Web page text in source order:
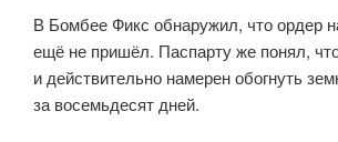
В Бомбее Фикс обнаружил, что ордер
ещё не пришёл. Паспарту же понял,
и действительно намерен обогнуть
за восемьдесят дней.